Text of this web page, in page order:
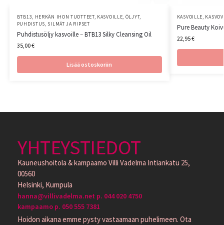
BTB13, HERKÄN IHON TUOTTEET, KASVOILLE, ÖLJYT,
PUHDISTUS, SILMÄT JA RIPSET
Puhdistusöljy kasvoille – BTB13 Silky Cleansing Oil
35,00€
Lisää ostoskoriin
KASVOILLE,
Pure Beauty
22,95€
YHTEYSTIEDOT
Kauneushoitola & kampaamo Villi Vadelma Intiankatu 25,
00560
Helsinki, Kumpula
hanna@villivadelma.net p. 044 020 4750
kampaamo p. 050 555 7381
Hoidon aikana emme pysty vastaamaan puhelimeen. Ota